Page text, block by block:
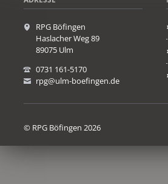
RPG Böfingen
Haslacher Weg 89
89075 Ulm
0731 161-5170
rpg@ulm-boefingen.de
© RPG Böfingen 2026